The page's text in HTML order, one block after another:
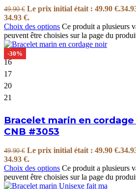
49.90€ Le prix initial était : 49.90 €.
34.93 €.
Choix des options Ce produit a plusieurs
peuvent être choisies sur la page du
-30%
16
17
20
21
Bracelet marin en
CNB #3053
49.90€ Le prix initial était : 49.90 €.
34.93 €.
Choix des options Ce produit a plusieurs
peuvent être choisies sur la page du